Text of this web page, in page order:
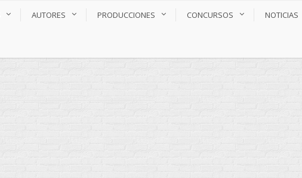
AUTORES PRODUCCIONES CONCURSOS NOTICIAS